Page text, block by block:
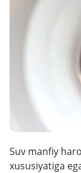
Suv manfiy
xususiyatiga